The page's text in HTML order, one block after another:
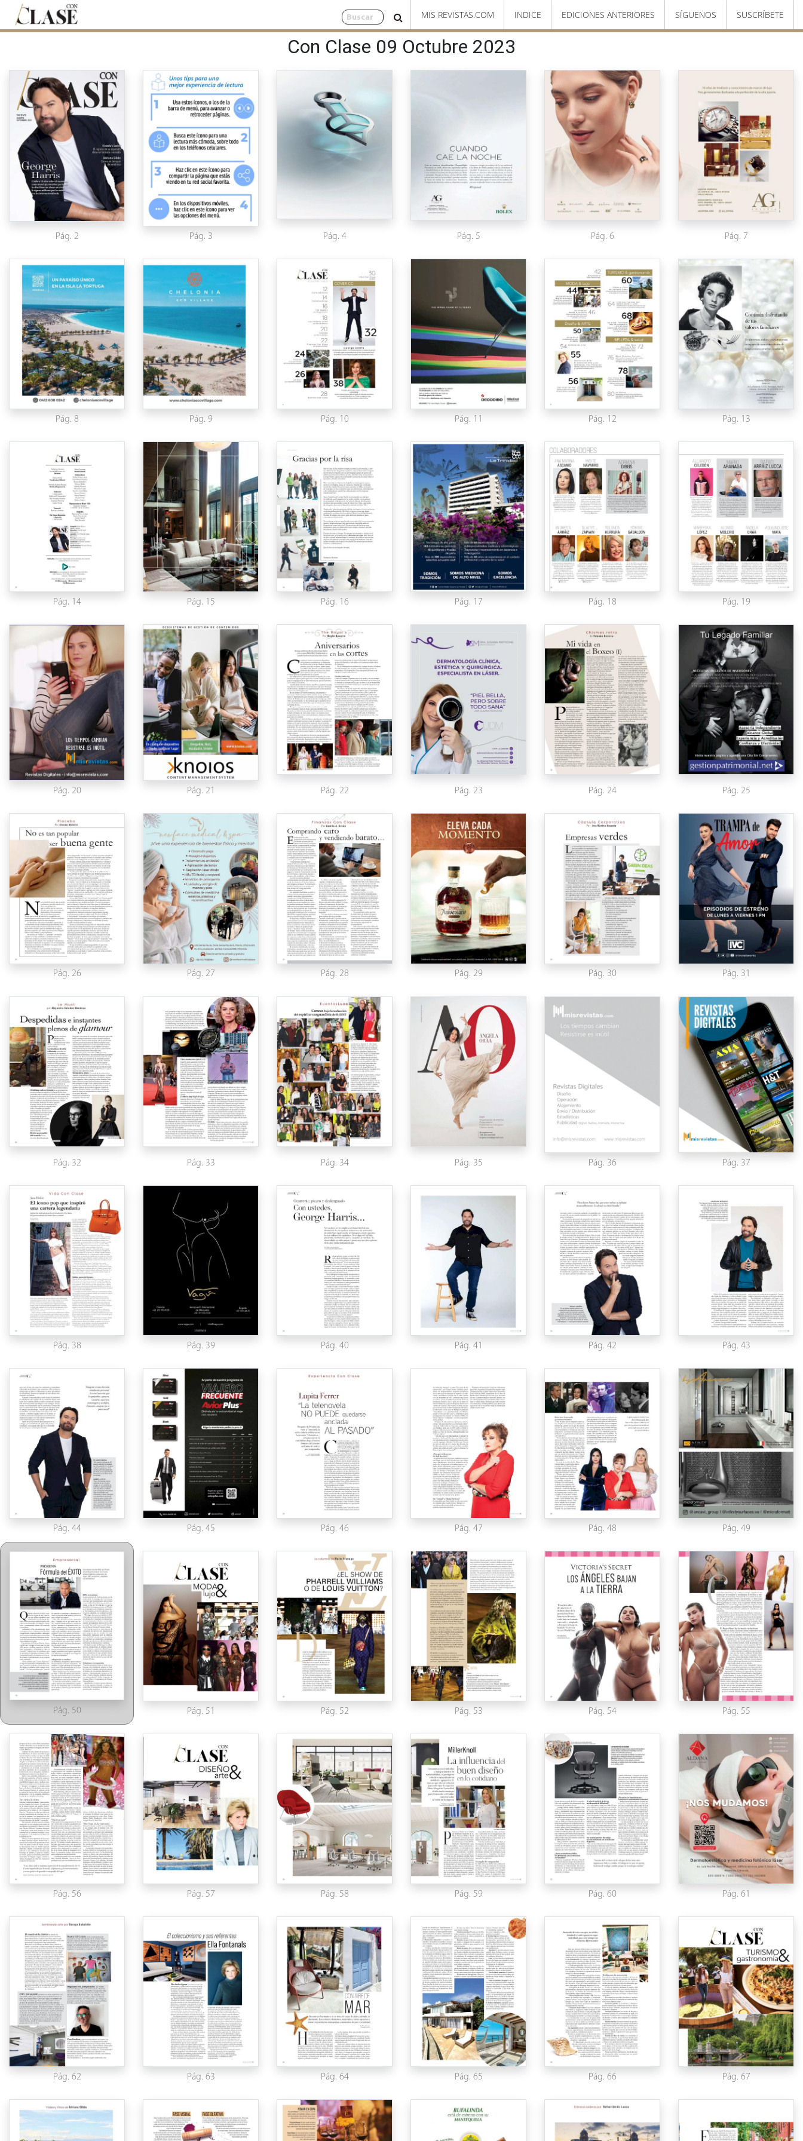
MIS REVISTAS.COM INDICE EDICIONES ANTERIORES SÍGUENOS SUSCRÍBETE
Con Clase 09 Octubre 2023
Pág. 2 Pág. 3 Pág. 4 Pág. 5 Pág. 6 Pág. 7
Pág. 8 Pág. 9 Pág. 10 Pág. 11 Pág. 12 Pág. 13
Pág. 14 Pág. 15 Pág. 16 Pág. 17 Pág. 18 Pág. 19
Pág. 20 Pág. 21 Pág. 22 Pág. 23 Pág. 24 Pág. 25
Pág. 26 Pág. 27 Pág. 28 Pág. 29 Pág. 30 Pág. 31
Pág. 32 Pág. 33 Pág. 34 Pág. 35 Pág. 36 Pág. 37
Pág. 38 Pág. 39 Pág. 40 Pág. 41 Pág. 42 Pág. 43
Pág. 44 Pág. 45 Pág. 46 Pág. 47 Pág. 48 Pág. 49
Pág. 50 Pág. 51 Pág. 52 Pág. 53 Pág. 54 Pág. 55
Pág. 56 Pág. 57 Pág. 58 Pág. 59 Pág. 60 Pág. 61
Pág. 62 Pág. 63 Pág. 64 Pág. 65 Pág. 66 Pág. 67